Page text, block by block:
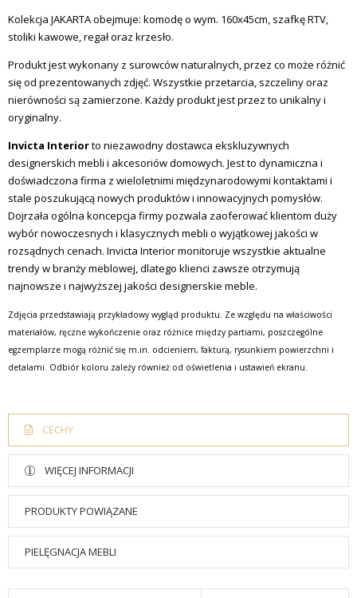
Kolekcja JAKARTA obejmuje: komodę o wym. 160x45cm, szafkę RTV,
stoliki kawowe, regał oraz krzesło.
Produkt jest wykonany z surowców naturalnych, przez co może różnić
się od prezentowanych zdjęć. Wszystkie przetarcia, szczeliny oraz
nierówności są zamierzone. Każdy produkt jest przez to unikalny i
oryginalny.
Invicta Interiorto niezawodny dostawca ekskluzywnych
designerskich mebli i akcesoriów domowych. Jest to dynamiczna i
doświadczona firma z wieloletnimi międzynarodowymi kontaktami i
stale poszukującą nowych produktów i innowacyjnych pomysłów.
Dojrzała ogólna koncepcja firmy pozwala zaoferować klientom duży
wybór nowoczesnych i klasycznych mebli o wyjątkowej jakości w
rozsądnych cenach. Invicta Interior monitoruje wszystkie aktualne
trendy w branży meblowej, dlatego klienci zawsze otrzymują
najnowsze i najwyższej jakości designerskie meble.
Zdjęcia przedstawiają przykładowy wygląd produktu. Ze względu na właściwości
materiałów, ręczne wykończenie oraz różnice między partiami, poszczególne
egzemplarze mogą różnić się m.in. odcieniem, fakturą, rysunkiem powierzchni i
detalami. Odbiór koloru zależy również od oświetlenia i ustawień ekranu.
CECHY
WIĘCEJ INFORMACJI
PRODUKTY POWIĄZANE
PIELĘGNACJA MEBLI